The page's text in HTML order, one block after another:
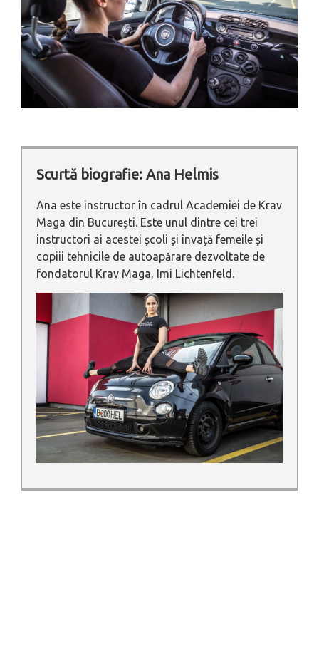
Scurtă biografie: Ana Helmis
Ana este instructor în cadrul Academiei de Krav
Maga din București. Este unul dintre cei trei
instructori ai acestei școli și învață femeile și
copiii tehnicile de autoapărare dezvoltate de
fondatorul Krav Maga, Imi Lichtenfeld.